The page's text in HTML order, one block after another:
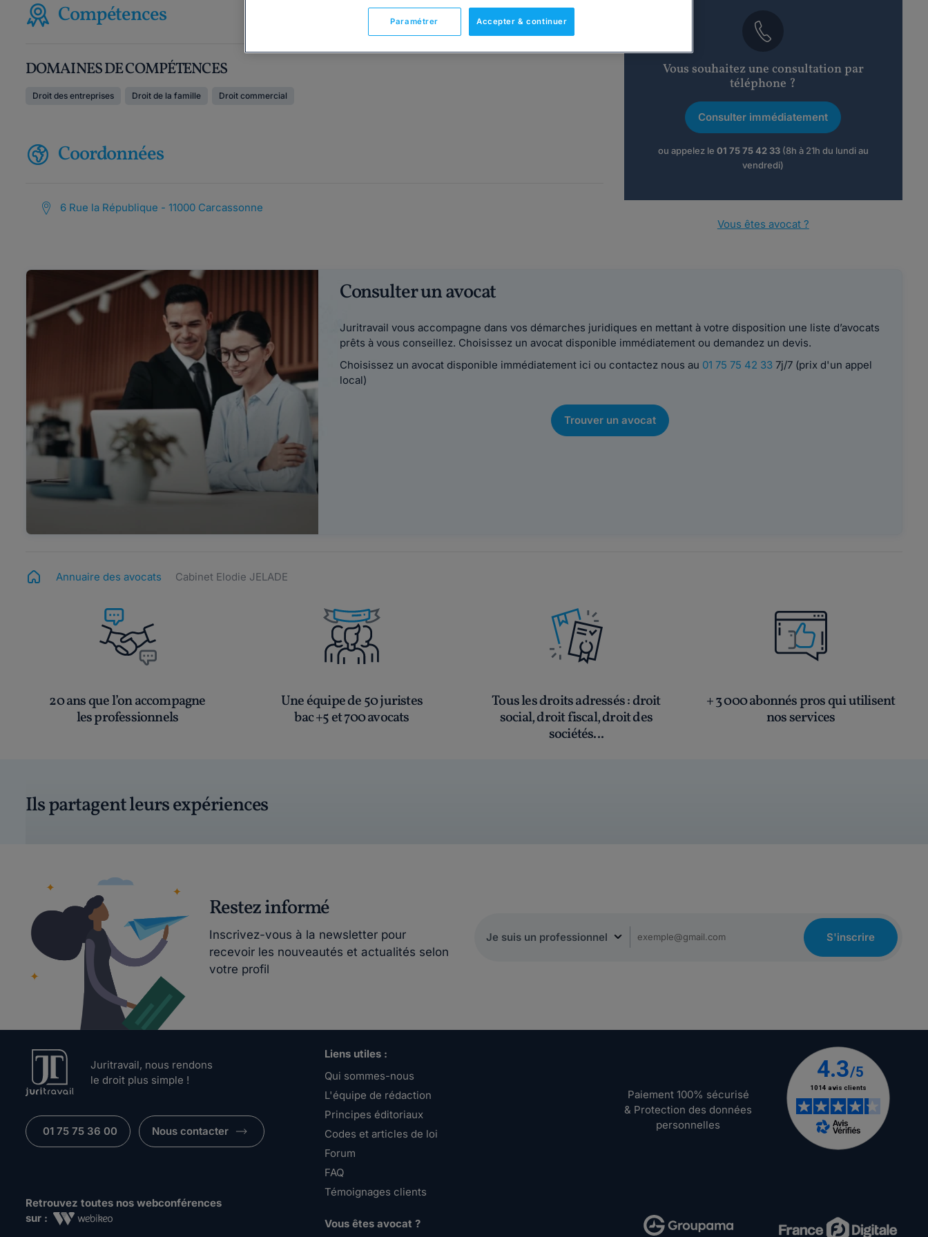
Compétences
DOMAINES DE COMPÉTENCES
Droit des entreprises Droit de la famille Droit commercial
Coordonnées
6 Rue la République - 11000 Carcassonne
Vous souhaitez une consultation par
téléphone ?
Consulter immédiatement
ou appelez le 01 75 75 42 33(8h à 21h du lundi au
vendredi)
Vous êtes avocat ?
Consulter un avocat
Juritravail vous accompagne dans vos démarches juridiques en mettant à votre disposition une liste d’avocats
prêts à vous conseillez. Choisissez un avocat disponible immédiatement ou demandez un devis.
Choisissez un avocat disponible immédiatement ici ou contactez nous au 01 75 75 42 337j/7 (prix d'un appel
local)
Trouver un avocat
Annuaire des avocats Cabinet Elodie JELADE
20 ans que l’on accompagne
les professionnels
Une équipe de 50 juristes
bac +5 et 700 avocats
Tous les droits adressés: droit
social, droit fiscal, droit des
sociétés...
+ 3 000 abonnés pros qui utilisent
nos services
Ils partagent leurs expériences
Restez informé
Inscrivez-vous à la newsletter pour
recevoir les nouveautés et actualités selon
votre profil
S'inscrire
Juritravail, nous rendons
le droit plus simple !
01 75 75 36 00 Nous contacter
Retrouvez toutes nos webconférences
sur :
Liens utiles :
Qui sommes-nous
L'équipe de rédaction
Principes éditoriaux
Codes et articles de loi
Forum
FAQ
Témoignages clients
Vous êtes avocat ?
Paiement 100% sécurisé
& Protection des données
personnelles
Accepter & continuer
Paramétrer